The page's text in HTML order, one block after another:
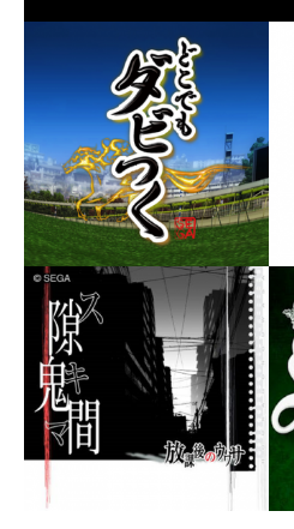
どこでもダビつく
誰でも簡単に競馬の醍醐味が
楽しめるソーシャルゲーム